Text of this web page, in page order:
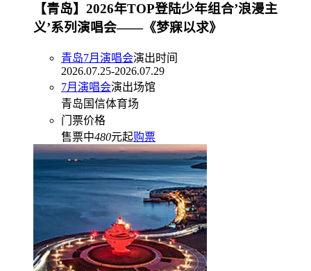
【青岛】2026年TOP登陆少年组合’浪漫主
义’系列演唱会——《梦寐以求》
青岛7月演唱会演出时间
2026.07.25-2026.07.29
7月演唱会演出场馆
青岛国信体育场
门票价格
售票中480元起购票